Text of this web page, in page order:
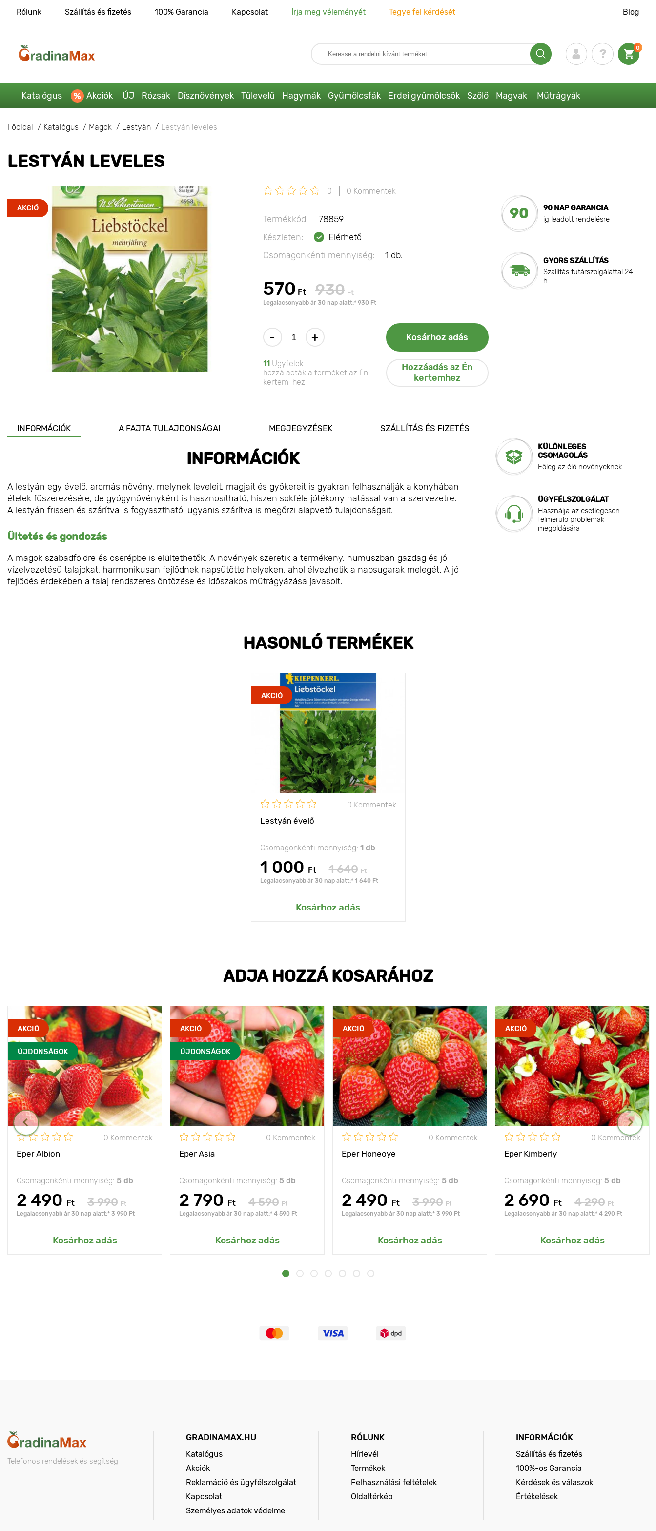
Rólunk Szállítás és fizetés 100% Garancia Kapcsolat Írja meg véleményét Tegye fel kérdését Blog
0
Katalógus Akciók ÚJ Rózsák Dísznövények Tűlevelű Hagymák Gyümölcsfák Erdei gyümölcsök Szőlő Magvak Műtrágyák
Főoldal Katalógus Magok Lestyán Lestyán leveles
LESTYÁN LEVELES
AKCIÓ
0 0 Kommentek
Termékkód:
78859
Készleten:
Elérhető
Csomagonkénti mennyiség:
1 db.
570 Ft 930 Ft
Legalacsonyabb ár 30 nap alatt:* 930 Ft
- + Kosárhoz adás
11 Ügyfelek
hozzá adták a terméket az Én
kertem-hez
Hozzáadás az Én
kertemhez
90
90 NAP GARANCIA
ig leadott rendelésre
GYORS SZÁLLÍTÁS
Szállítás futárszolgálattal 24
h
INFORMÁCIÓK A FAJTA TULAJDONSÁGAI MEGJEGYZÉSEK SZÁLLÍTÁS ÉS FIZETÉS
INFORMÁCIÓK
A lestyán egy évelő, aromás növény, melynek leveleit, magjait és gyökereit is gyakran felhasználják a konyhában
ételek fűszerezésére, de gyógynövényként is hasznosítható, hiszen sokféle jótékony hatással van a szervezetre.
A lestyán frissen és szárítva is fogyasztható, ugyanis szárítva is megőrzi alapvető tulajdonságait.
Ültetés és gondozás
A magok szabadföldre és cserépbe is elültethetők. A növények szeretik a termékeny, humuszban gazdag és jó
vízelvezetésű talajokat, harmonikusan fejlődnek napsütötte helyeken, ahol élvezhetik a napsugarak melegét. A jó
fejlődés érdekében a talaj rendszeres öntözése és időszakos műtrágyázása javasolt.
KÜLÖNLEGES
CSOMAGOLÁS
Főleg az élő növényeknek
ÜGYFÉLSZOLGÁLAT
Használja az esetlegesen
felmerülő problémák
megoldására
HASONLÓ TERMÉKEK
AKCIÓ
0 Kommentek
Lestyán évelő
Csomagonkénti mennyiség: 1 db
1 000 Ft 1 640
Ft
Legalacsonyabb ár 30 nap alatt:* 1 640 Ft
Kosárhoz adás
ADJA HOZZÁ KOSARÁHOZ
AKCIÓ
ÚJDONSÁGOK
0 Kommentek
Eper Albion
Csomagonkénti mennyiség: 5 db
2 490 Ft 3 990 Ft
Legalacsonyabb ár 30 nap alatt:* 3 990 Ft
Kosárhoz adás
AKCIÓ
ÚJDONSÁGOK
0 Kommentek
Eper Asia
Csomagonkénti mennyiség: 5 db
2 790 Ft 4 590 Ft
Legalacsonyabb ár 30 nap alatt:* 4 590 Ft
Kosárhoz adás
AKCIÓ
0 Kommentek
Eper Honeoye
Csomagonkénti mennyiség: 5 db
2 490 Ft 3 990 Ft
Legalacsonyabb ár 30 nap alatt:* 3 990 Ft
Kosárhoz adás
AKCIÓ
0 Kommentek
Eper Kimberly
Csomagonkénti mennyiség: 5 db
2 690 Ft 4 290 Ft
Legalacsonyabb ár 30 nap alatt:* 4 290 Ft
Kosárhoz adás
Telefonos rendelések és segítség
GRADINAMAX.HU
Katalógus
Akciók
Reklamáció és ügyfélszolgálat
Kapcsolat
Személyes adatok védelme
RÓLUNK
Hírlevél
Termékek
Felhasználási feltételek
Oldaltérkép
INFORMÁCIÓK
Szállítás és fizetés
100%-os Garancia
Kérdések és válaszok
Értékelések